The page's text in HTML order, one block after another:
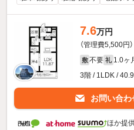
7.6万円
（管理費5,500円）
敷 不要 礼 1.0ヶ
3階 / 1LDK /
お問い合わ
ほか提